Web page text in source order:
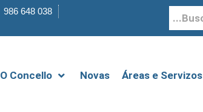
986 648 038
O Concello Novas Áreas e Servizos